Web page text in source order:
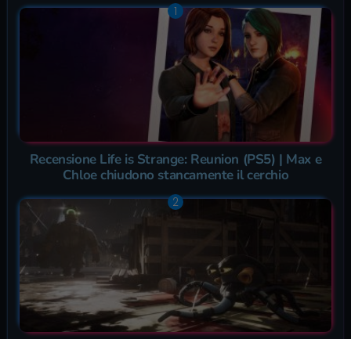
Recensione Life is Strange: Reunion (PS5) | Max e
Chloe chiudono stancamente il cerchio